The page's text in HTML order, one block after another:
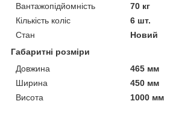
Вантажопідйомність
70 кг
Кількість коліс
6 шт.
Стан
Новий
Габаритні розміри
Довжина
465 мм
Ширина
450 мм
Висота
1000 мм